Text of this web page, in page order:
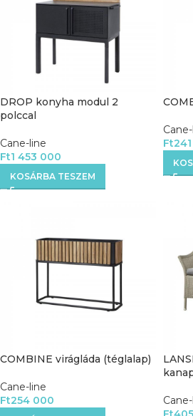
DROP konyha modul 2
polccal
Cane-line
Ft1 453 000
KOSÁRBA TESZEM
Ft
COMBINE virágláda (téglalap)
Cane-line
Ft254 000